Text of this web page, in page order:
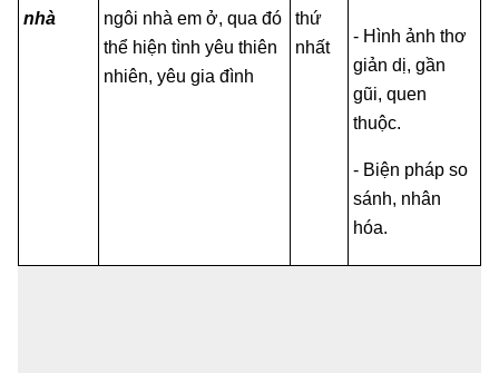
nhà
ngôi nhà em ở, qua đó
thể hiện tình yêu thiên
nhiên, yêu gia đình
thứ
nhất
- Hình ảnh thơ
giản dị, gần
gũi, quen
thuộc.
- Biện pháp so
sánh, nhân
hóa.